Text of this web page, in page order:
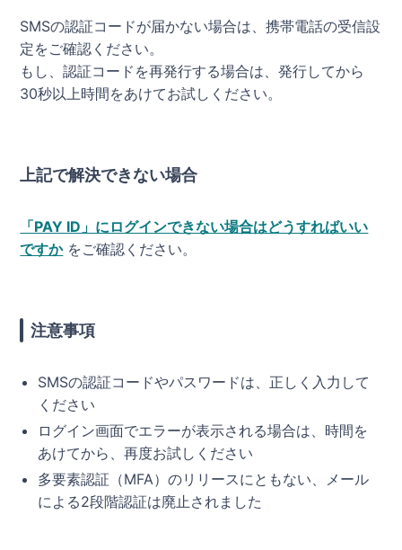
SMSの認証コードが届かない場合は、携帯電話の受信設
定をご確認ください。
もし、認証コードを再発行する場合は、発行してから
30秒以上時間をあけてお試しください。
上記で解決できない場合
「PAY ID」にログインできない場合はどうすればいい
ですかをご確認ください。
注意事項
SMSの認証コードやパスワードは、正しく入力して
ください
ログイン画面でエラーが表示される場合は、時間を
あけてから、再度お試しください
多要素認証（MFA）のリリースにともない、メール
による2段階認証は廃止されました